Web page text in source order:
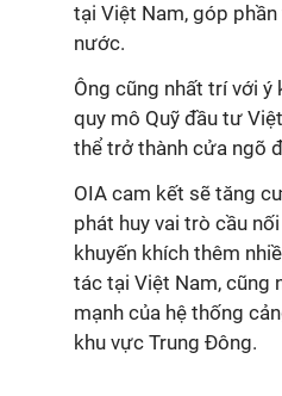
tại Việt Nam, góp
nước.
Ông cũng nhất trí với ý
quy mô Quỹ đầu tư
thể trở thành cửa ngõ
OIA cam kết sẽ tăng
phát huy vai trò cầu
khuyến khích thêm
tác tại Việt Nam, cũng
mạnh của hệ thống
khu vực Trung Đông.